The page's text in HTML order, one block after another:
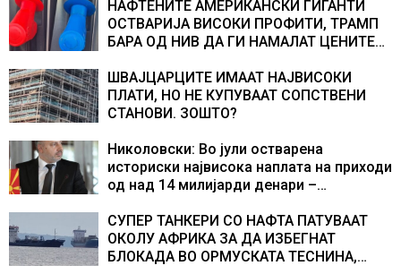
НАФТЕНИТЕ АМЕРИКАНСКИ ГИГАНТИ
ОСТВАРИЈА ВИСОКИ ПРОФИТИ, ТРАМП
БАРА ОД НИВ ДА ГИ НАМАЛАТ ЦЕНИТЕ
ШВАЈЦАРЦИТЕ ИМААТ НАЈВИСОКИ
ПЛАТИ, НО НЕ КУПУВААТ СОПСТВЕНИ
СТАНОВИ. ЗОШТО?
Николовски: Во јули остварена
историски највисока наплата на приходи
од над 14 милијарди денари –
резултати
СУПЕР ТАНКЕРИ СО НАФТА ПАТУВААТ
ОКОЛУ АФРИКА ЗА ДА ИЗБЕГНАТ
БЛОКАДА ВО ОРМУСКАТА ТЕСНИНА,